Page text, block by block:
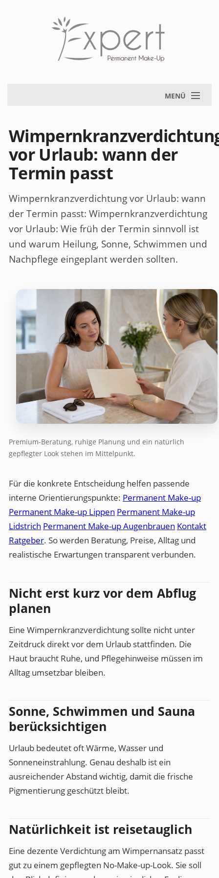
MENÜ
vor Urlaub: wann der
Termin passt
Wimpernkranzverdichtung vor Urlaub: wann
der Termin passt: Wimpernkranzverdichtung
vor Urlaub: Wie früh der Termin sinnvoll ist
und warum Heilung, Sonne, Schwimmen und
Nachpflege eingeplant werden sollten.
Premium-Beratung, ruhige Planung und ein natürlich
gepflegter Look stehen im Mittelpunkt.
Für die konkrete Entscheidung helfen passende
interne Orientierungspunkte: Permanent Make-up
Permanent Make-up Lippen Permanent Make-up
Lidstrich Permanent Make-up Augenbrauen Kontakt
Ratgeber. So werden Beratung, Preise, Alltag und
realistische Erwartungen transparent verbunden.
Nicht erst kurz vor dem Abflug
planen
Eine Wimpernkranzverdichtung sollte nicht unter
Zeitdruck direkt vor dem Urlaub stattfinden. Die
Haut braucht Ruhe, und Pflegehinweise müssen im
Alltag umsetzbar bleiben.
Sonne, Schwimmen und Sauna
berücksichtigen
Urlaub bedeutet oft Wärme, Wasser und
Sonneneinstrahlung. Genau deshalb ist ein
ausreichender Abstand wichtig, damit die frische
Pigmentierung geschützt bleibt.
Natürlichkeit ist reisetauglich
Eine dezente Verdichtung am Wimpernansatz passt
gut zu einem gepflegten No-Make-up-Look. Sie soll